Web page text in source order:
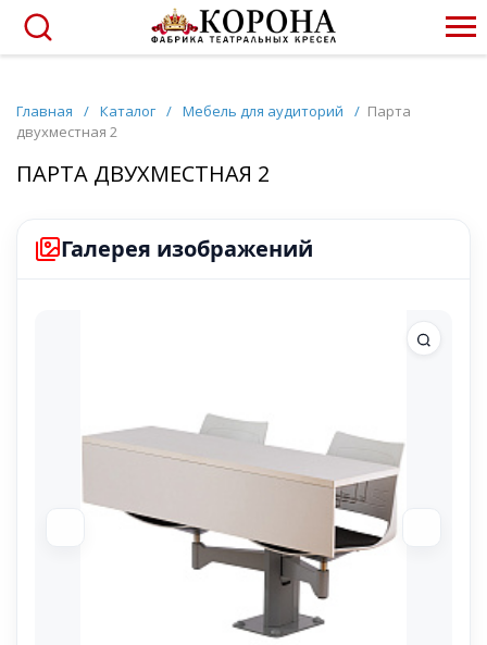
Главная / Каталог / Мебель для аудиторий / Парта
двухместная 2
ПАРТА ДВУХМЕСТНАЯ 2
Галерея изображений